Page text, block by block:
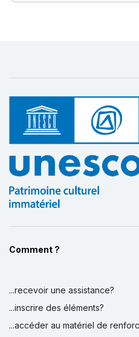
Comment ?
...recevoir une assistance?
...inscrire des éléments?
...accéder au matériel de